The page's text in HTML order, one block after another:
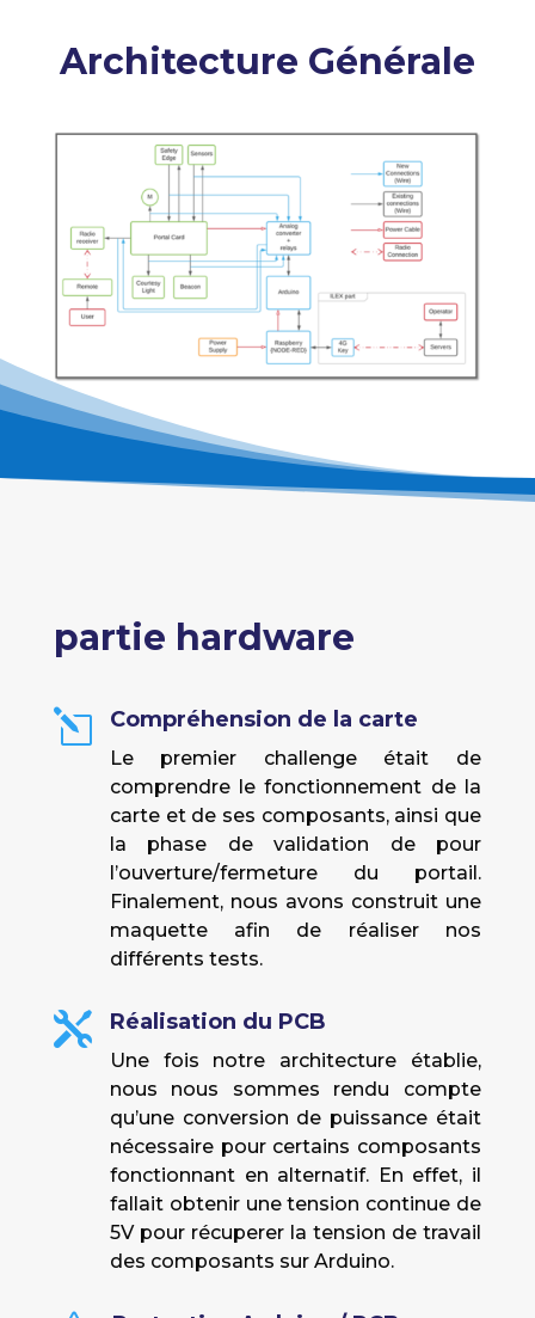
Architecture Générale
partie hardware
l Compréhension de la carte
Le premier challenge était de
comprendre le fonctionnement de la
carte et de ses composants, ainsi que
la phase de validation de pour
l’ouverture/fermeture du portail.
Finalement, nous avons construit une
maquette afin de réaliser nos
différents tests.
 Réalisation du PCB
Une fois notre architecture établie,
nous nous sommes rendu compte
qu’une conversion de puissance était
nécessaire pour certains composants
fonctionnant en alternatif. En effet, il
fallait obtenir une tension continue de
5V pour récuperer la tension de travail
des composants sur Arduino.